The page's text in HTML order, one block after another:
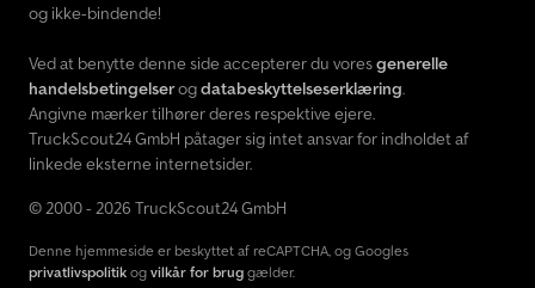
og ikke-bindende!
Ved at benytte denne side accepterer du voresgenerelle
handelsbetingelserogdatabeskyttelseserklæring.
Angivne mærker tilhører deres respektive ejere.
TruckScout24 GmbH påtager sig intet ansvar for indholdet af
linkede eksterne internetsider.
© 2000 - 2026 TruckScout24 GmbH
Denne hjemmeside er beskyttet af reCAPTCHA, og Googles
privatlivspolitik og vilkår for brug gælder.